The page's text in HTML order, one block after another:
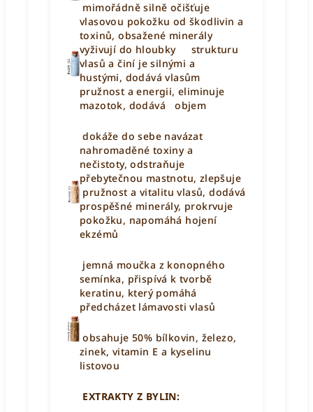
mimořádně silně očišťuje
vlasovou pokožku od škodlivin a
toxinů, obsažené minerály
vyživují do hloubky strukturu
vlasů a činí je silnými a
hustými, dodává vlasům
pružnost a energii, eliminuje
mazotok, dodává objem
dokáže do sebe navázat
nahromaděné toxiny a
nečistoty,odstraňuje
přebytečnou mastnotu, zlepšuje
pružnost a vitalitu vlasů,dodává
prospěšné minerály, prokrvuje
pokožku, napomáhá hojení
ekzémů
jemná moučka z konopného
semínka, přispívá k tvorbě
keratinu, který pomáhá
předcházet lámavosti vlasů
obsahuje 50% bílkovin, železo,
zinek, vitamin E a kyselinu
listovou
EXTRAKTY Z BYLIN: